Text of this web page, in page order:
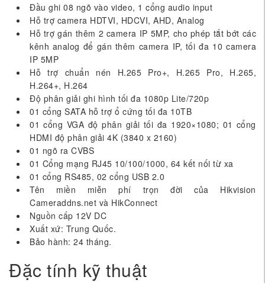
Đầu ghi 08 ngõ vào video, 1 cổng audio input
Hỗ trợ camera HDTVI, HDCVI, AHD, Analog
Hỗ trợ gán thêm 2 camera IP 5MP, cho phép tắt bớt các
kênh analog để gán thêm camera IP, tối đa 10 camera
IP 5MP
Hỗ trợ chuẩn nén H.265 Pro+, H.265 Pro, H.265,
H.264+, H.264
Độ phân giải ghi hình tối đa 1080p Lite/720p
01 cổng SATA hỗ trợ ổ cứng tối đa 10TB
01 cổng VGA độ phân giải tối đa 1920×1080; 01 cổng
HDMI độ phân giải 4K (3840 x 2160)
01 ngõ ra CVBS
01 Cổng mạng RJ45 10/100/1000, 64 kết nối từ xa
01 cổng RS485, 02 cổng USB 2.0
Tên miền miễn phí trọn đời của Hikvision
Cameraddns.net và HikConnect
Nguồn cấp 12V DC
Xuất xứ: Trung Quốc.
Bảo hành: 24 tháng.
Đặc tính kỹ thuật